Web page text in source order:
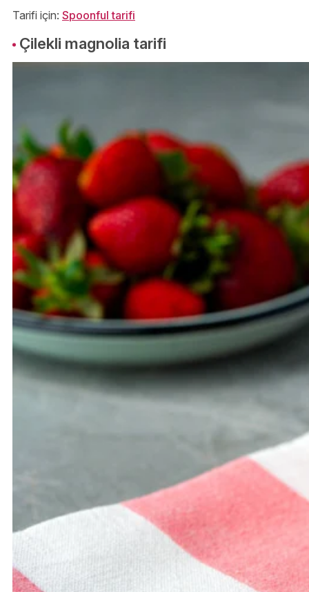
Tarifi için: Spoonful tarifi
Çilekli magnolia tarifi